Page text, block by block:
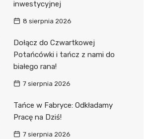
inwestycyjnej
8 sierpnia 2026
Dołącz do Czwartkowej
Potańcówki i tańcz z nami do
białego rana!
7 sierpnia 2026
Tańce w Fabryce: Odkładamy
Pracę na Dziś!
7 sierpnia 2026